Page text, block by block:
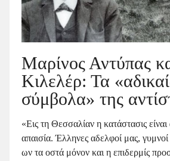
Μαρίνος Αντύπας
Κιλελέρ: Τα
σύμβολα» της
«Εις τη Θεσσαλίαν η κατάστασις
απαισία. Έλληνες αδελφοί μας, γυμνοί
ων τα οστά μόνον και η επιδερμίς